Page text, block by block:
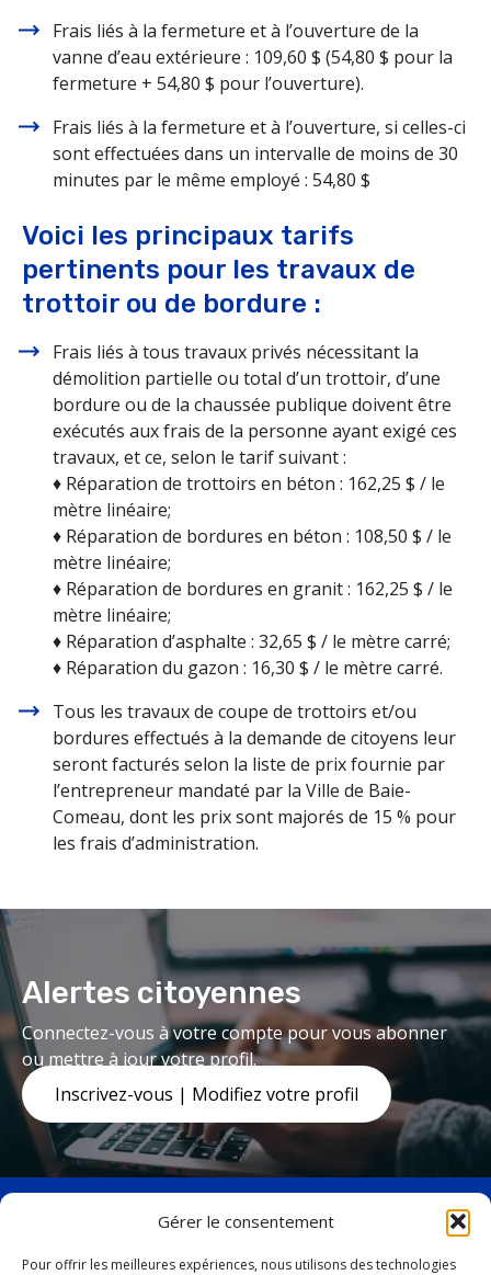
Gérer le consentement
Pour offrir les meilleures expériences, nous utilisons des technologies
Frais liés à la fermeture et à l’ouverture de la
vanne d’eau extérieure : 109,60 $ (54,80 $ pour la
fermeture + 54,80 $ pour l’ouverture).
Frais liés à la fermeture et à l’ouverture, si celles-ci
sont effectuées dans un intervalle de moins de 30
minutes par le même employé : 54,80 $
Voici les principaux tarifs
pertinents pour les travaux de
trottoir ou de bordure :
Frais liés à tous travaux privés nécessitant la
démolition partielle ou total d’un trottoir, d’une
bordure ou de la chaussée publique doivent être
exécutés aux frais de la personne ayant exigé ces
travaux, et ce, selon le tarif suivant :
♦ Réparation de trottoirs en béton : 162,25 $ / le
mètre linéaire;
♦ Réparation de bordures en béton : 108,50 $ / le
mètre linéaire;
♦ Réparation de bordures en granit : 162,25 $ / le
mètre linéaire;
♦ Réparation d’asphalte : 32,65 $ / le mètre carré;
♦ Réparation du gazon : 16,30 $ / le mètre carré.
Tous les travaux de coupe de trottoirs et/ou
bordures effectués à la demande de citoyens leur
seront facturés selon la liste de prix fournie par
l’entrepreneur mandaté par la Ville de Baie-
Comeau, dont les prix sont majorés de 15 % pour
les frais d’administration.
Alertes citoyennes
Connectez-vous à votre compte pour vous abonner
ou mettre à jour votre profil.
Inscrivez-vous | Modifiez votre profil